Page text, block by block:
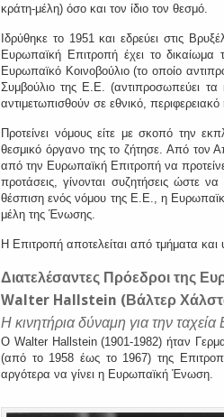
κράτη-μέλη) όσο και τον ίδιο τον θεσμό.
Ιδρύθηκε το 1951 και εδρεύει στις
Ευρωπαϊκή Επιτροπή έχει το
Ευρωπαϊκό Κοινοβούλιο (το οποίο
Συμβούλιο της Ε.Ε. (αντιπροσωπεύει τα
αντιμετωπισθούν σε εθνικό,
Προτείνει νόμους είτε με σκοπό την
θεσμικό όργανο της το ζήτησε. Από τον
από την Ευρωπαϊκή Επιτροπή να
προτάσεις, γίνονται συζητήσεις ώστε
θέσπιση ενός νόμου της Ε.Ε., η
μέλη της Ένωσης.
Η Επιτροπή αποτελείται από τμήματα και
Διατελέσαντες Πρόεδροι της
Walter Hallstein (Βάλτερ
Η κινητήρια δύναμη για την
Ο Walter Hallstein (1901-1982) ήταν
(από το 1958 έως το 1967) της
αργότερα να γίνει η Ευρωπαϊκή Ένωση.